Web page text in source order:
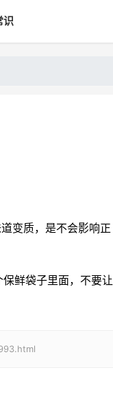
识
变质，是不会影响正
鲜袋子里面，不要让